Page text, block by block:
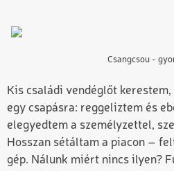
Csangcsou -
Kis családi vendéglőt
egy csapásra: reggeliztem és
elegyedtem a személyzettel,
Hosszan sétáltam a piacon –
gép. Nálunk miért nincs ilyen?